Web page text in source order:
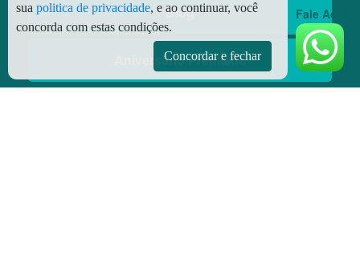
Fale Aqui
Blog
Aniversário Premiado
sua politica de privacidade, e ao continuar, você
concorda com estas condições.
Concordar e fechar